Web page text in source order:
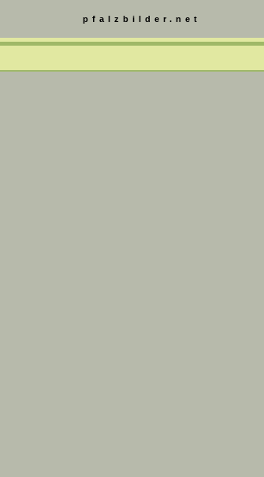
pfalzbilder.net